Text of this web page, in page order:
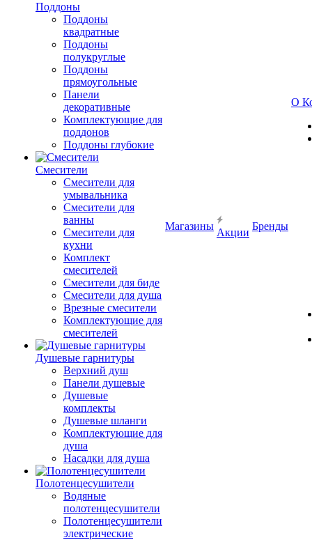
Поддоны
Поддоны
квадратные
Поддоны
полукруглые
Поддоны
прямоугольные
Панели
декоративные
Комплектующие для
поддонов
Поддоны глубокие
Смесители
Смесители для
умывальника
Смесители для
ванны
Смесители для
кухни
Комплект
смесителей
Смесители для биде
Смесители для душа
Врезные смесители
Комплектующие для
смесителей
Душевые гарнитуры
Верхний душ
Панели душевые
Душевые
комплекты
Душевые шланги
Комплектующие для
душа
Насадки для душа
Полотенцесушители
Водяные
полотенцесушители
Полотенцесушители
электрические
Магазины
Акции
Бренды
О